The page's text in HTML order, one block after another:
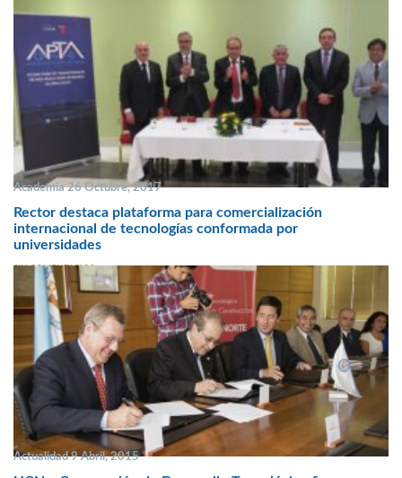
Academia 26 Octubre, 2017
Rector destaca plataforma para comercialización
internacional de tecnologías conformada por
universidades
SIN COMENTARIOS
Actualidad 9 Abril, 2015